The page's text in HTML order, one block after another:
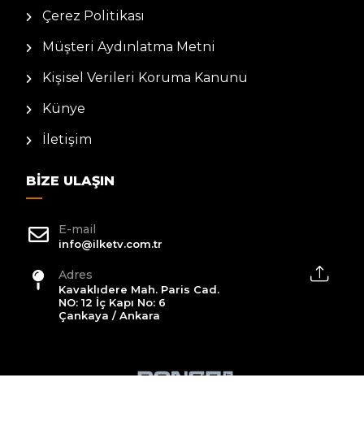
Çerez Politikası
Müşteri Aydınlatma Metni
Kişisel Verileri Koruma Kanunu
Künye
İletişim
BIZE ULAŞIN
E-mail
info@ilketv.com.tr
Adres
Kavaklıdere Mah. Paris Cad.
NO: 12 İç Kapı No: 6
Çankaya / Ankara